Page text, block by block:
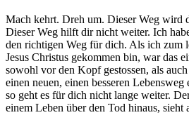
Mach kehrt. Dreh um. Dieser Weg wird
Dieser Weg hilft dir nicht weiter. Ich
den richtigen Weg für dich. Als ich zum
Jesus Christus gekommen bin, war das
sowohl vor den Kopf gestossen, als auch
einen neuen, einen besseren
so geht es für dich nicht lange weiter.
einem Leben über den Tod hinaus, sieht